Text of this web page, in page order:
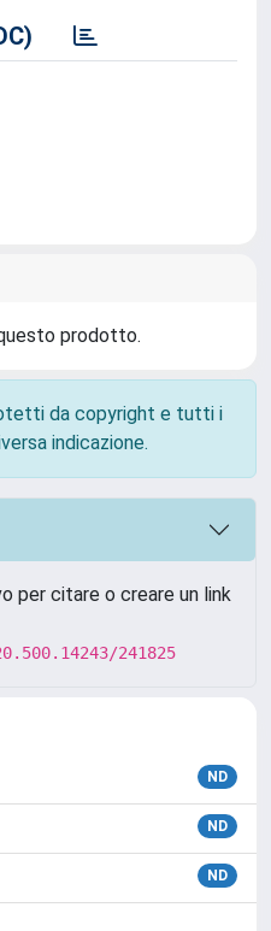
prodotto.
da copyright e tutti i
indicazione.
per citare o creare un link
241825
ND
ND
ND